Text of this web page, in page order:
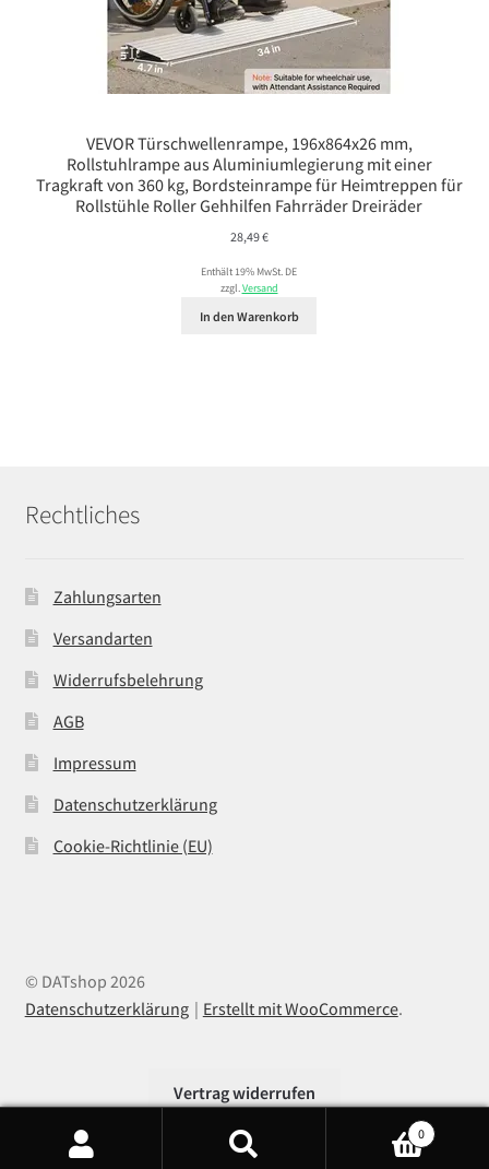
VEVOR Türschwellenrampe, 196x864x26 mm,
Rollstuhlrampe aus Aluminiumlegierung mit einer
Tragkraft von 360 kg, Bordsteinrampe für Heimtreppen für
Rollstühle Roller Gehhilfen Fahrräder Dreiräder
28,49€
Enthält 19% MwSt. DE
zzgl.Versand
In den Warenkorb
Rechtliches
Zahlungsarten
Versandarten
Widerrufsbelehrung
AGB
Impressum
Datenschutzerklärung
Cookie-Richtlinie (EU)
© DATshop 2026
Datenschutzerklärung
Erstellt mit WooCommerce.
Vertrag widerrufen
Products
0